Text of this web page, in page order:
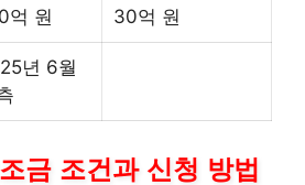
억 원 30억 원
년 6월
금 조건과 신청 방법